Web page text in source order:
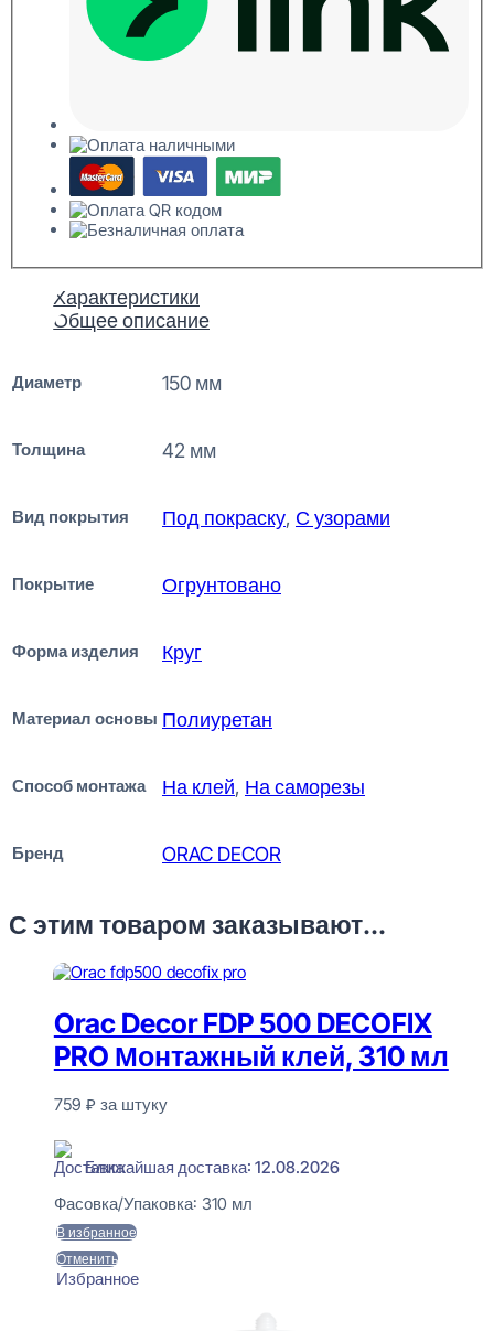
Характеристики
Общее описание
Диаметр 150 мм
Толщина 42 мм
Вид покрытия Под покраску, С узорами
Покрытие Огрунтовано
Форма изделия Круг
Материал основы Полиуретан
Способ монтажа На клей, На саморезы
Бренд ORAC DECOR
С этим товаром заказывают...
Orac Decor FDP 500 DECOFIX
PRO Монтажный клей, 310 мл
759 ₽ за штуку
Ближайшая доставка: 12.08.2026
Фасовка/Упаковка: 310 мл
В избранное
Отменить
Избранное